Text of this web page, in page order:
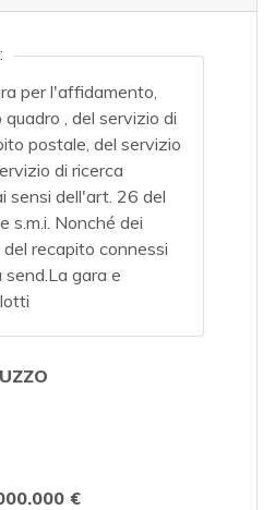
per l'affidamento,
, del servizio di
postale, del servizio
di ricerca
sensi dell'art. 26 del
s.m.i. Nonché dei
recapito connessi
gara e
€